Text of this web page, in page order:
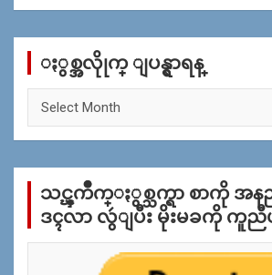
c
ႏွစ္အလိုုက္ ျပန္ရွာရန္
က္
န္
သင္ၾကိဳက္ႏွစ္သက္ရာ စာကို အ
ဒၚလာ လွဴျပီး မိုးမခကို ကူညီပ